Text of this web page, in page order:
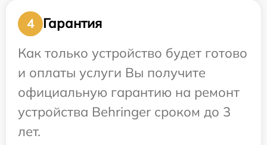
4
Гарантия
Как только устройство будет готово
и оплаты услуги Вы получите
официальную гарантию на ремонт
устройства Behringer сроком до 3
лет.